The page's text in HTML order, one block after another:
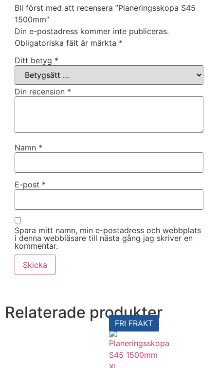
Bli först med att recensera ”Planeringsskopa S45
1500mm”
Din e-postadress kommer inte publiceras.
Obligatoriska fält är märkta *
Ditt betyg *
Din recension *
Namn *
E-post *
Spara mitt namn, min e-postadress och webbplats
i denna webbläsare till nästa gång jag skriver en
kommentar.
Relaterade produkter
FRI FRAKT